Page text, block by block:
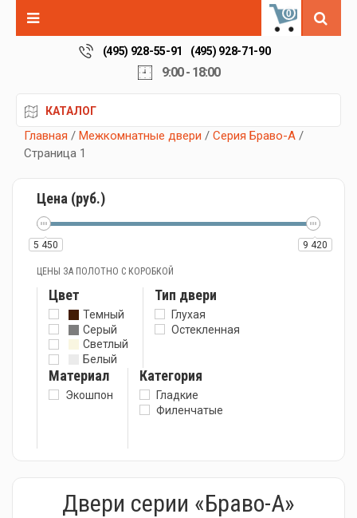
0
(495) 928-55-91 (495) 928-71-90
9:00 - 18:00
КАТАЛОГ
Главная / Межкомнатные двери / Серия Браво-А /
Страница 1
Цена (руб.)
5 450 9 420
ЦЕНЫ ЗА ПОЛОТНО С КОРОБКОЙ
Цвет
Темный
Серый
Светлый
Белый
Тип двери
Глухая
Остекленная
Материал
Экошпон
Категория
Гладкие
Филенчатые
Двери серии «Браво-А»